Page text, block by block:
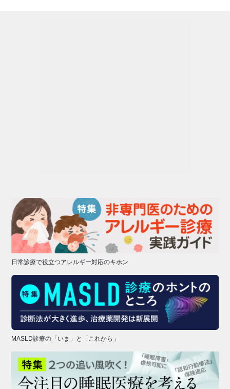
日常診療で役立つアレルギー対応のキホン
MASLD診療の「いま」と「これから」